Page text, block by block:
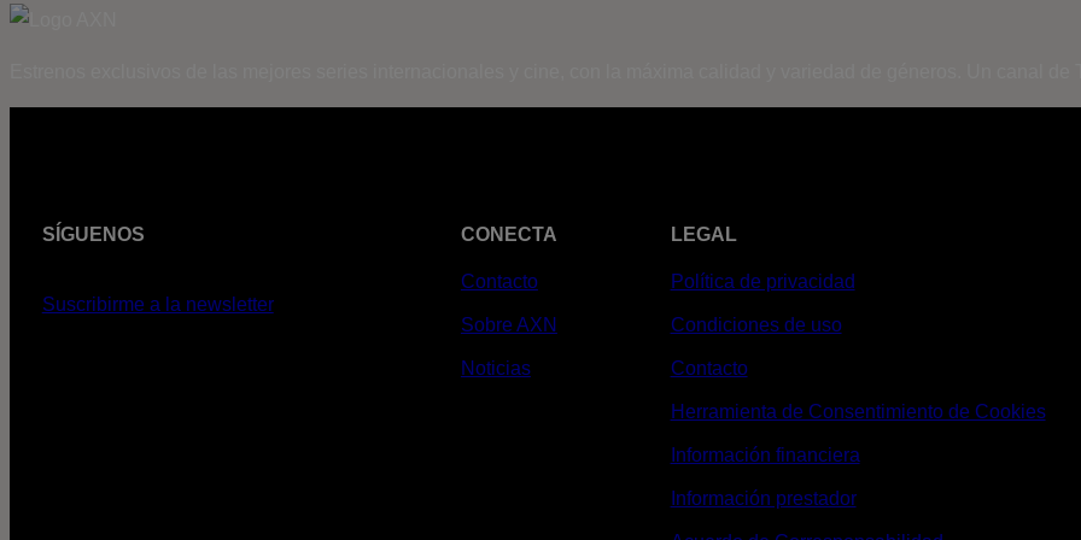
SÍGUENOS
Suscribirme a la newsletter
CONECTA
Contacto
Sobre AXN
Noticias
LEGAL
Política de privacidad
Condiciones de uso
Contacto
Herramienta de Consentimiento de Cookies
Información financiera
Información prestador